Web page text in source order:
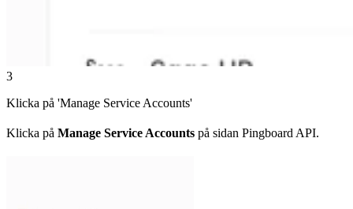
3
Klicka på 'Manage Service Accounts'
Klicka på Manage Service Accounts på sidan Pingboard API.